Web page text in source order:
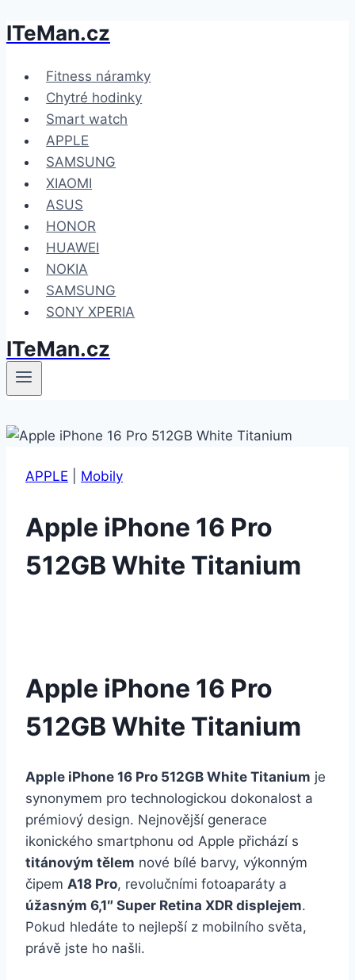
Přeskočit
obsah
ITeMan.cz
Fitness náramky
Chytré hodinky
Smart watch
APPLE
SAMSUNG
XIAOMI
ASUS
HONOR
HUAWEI
NOKIA
SAMSUNG
SONY XPERIA
ITeMan.cz
APPLE Mobily
Apple iPhone 16 Pro
512GB White Titanium
Apple iPhone 16 Pro
512GB White Titanium
Apple iPhone 16 Pro 512GB White Titanium je
synonymem pro technologickou dokonalost a
prémiový design. Nejnovější generace
ikonického smartphonu od Apple přichází s
titánovým tělem nové bílé barvy, výkonným
čipem A18 Pro, revolučními fotoaparáty a
úžasným 6,1″ Super Retina XDR displejem.
Pokud hledáte to nejlepší z mobilního světa,
právě jste ho našli.